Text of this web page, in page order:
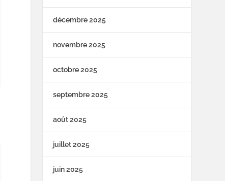
décembre 2025
novembre 2025
octobre 2025
septembre 2025
août 2025
juillet 2025
juin 2025